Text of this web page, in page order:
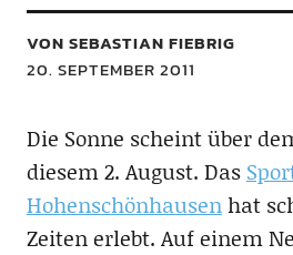
VON SEBASTIAN FIEBRIG
20. SEPTEMBER 2011
Die Sonne scheint über
diesem 2. August. Das
Hohenschönhausenhat
Zeiten erlebt. Auf einem